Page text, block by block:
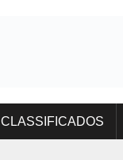
CLASSIFICADOS